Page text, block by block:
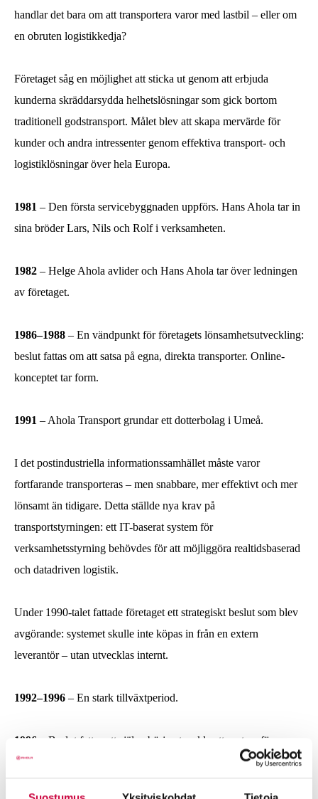
handlar det bara om att transportera varor med lastbil – eller om
en obruten logistikkedja?
Företaget såg en möjlighet att sticka ut genom att erbjuda
kunderna skräddarsydda helhetslösningar som gick bortom
traditionell godstransport. Målet blev att skapa mervärde för
kunder och andra intressenter genom effektiva transport- och
logistiklösningar över hela Europa.
1981 – Den första servicebyggnaden uppförs. Hans Ahola tar in
sina bröder Lars, Nils och Rolf i verksamheten.
1982 – Helge Ahola avlider och Hans Ahola tar över ledningen
av företaget.
1986–1988 – En vändpunkt för företagets lönsamhetsutveckling:
beslut fattas om att satsa på egna, direkta transporter. Online-
konceptet tar form.
1991 – Ahola Transport grundar ett dotterbolag i Umeå.
I det postindustriella informationssamhället måste varor
fortfarande transporteras – men snabbare, mer effektivt och mer
lönsamt än tidigare. Detta ställde nya krav på
transportstyrningen: ett IT-baserat system för
verksamhetsstyrning behövdes för att möjliggöra realtidsbaserad
och datadriven logistik.
Under 1990-talet fattade företaget ett strategiskt beslut som blev
avgörande: systemet skulle inte köpas in från en extern
leverantör – utan utvecklas internt.
1992–1996 – En stark tillväxtperiod.
1996 – Beslut fattas att själva börja utveckla ett system för
transportplanering, med fokus på att optimera lastmängder i